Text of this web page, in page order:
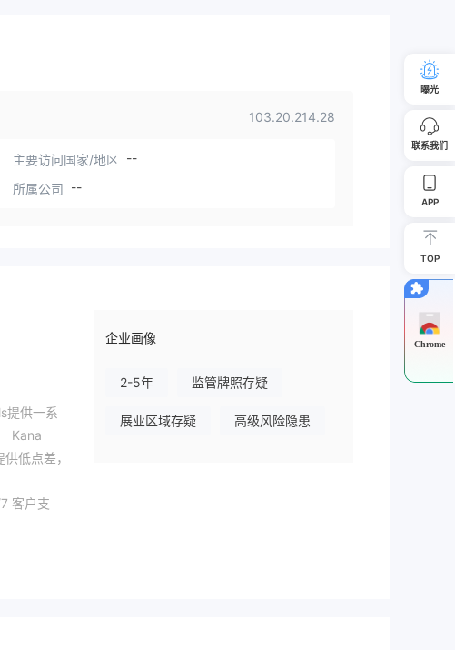
103.20.214.28
主要访问国家/地区 --
所属公司 --
提供一系
Kana
低点差，
客户支
企业画像
2-5年 监管牌照存疑
展业区域存疑 高级风险隐患
曝光
联系我们
APP
TOP
Chrome